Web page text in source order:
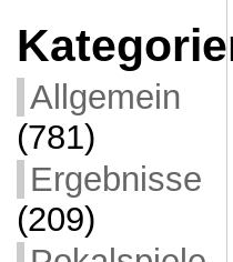
Allgemein
(781)
Ergebnisse
(209)